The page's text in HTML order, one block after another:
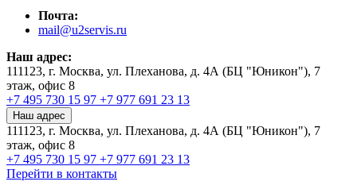
Почта:
mail@u2servis.ru
Наш адрес:
111123, г. Москва, ул. Плеханова, д. 4А (БЦ "Юникон"), 7
этаж, офис 8
+7 495 730 15 97 +7 977 691 23 13
Наш адрес
111123, г. Москва, ул. Плеханова, д. 4А (БЦ "Юникон"), 7
этаж, офис 8
+7 495 730 15 97 +7 977 691 23 13
Перейти в контакты